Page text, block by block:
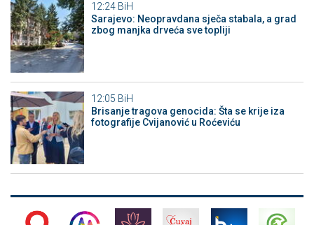
12:24 BiH
Sarajevo: Neopravdana sječa stabala, a grad
zbog manjka drveća sve topliji
12:05 BiH
Brisanje tragova genocida: Šta se krije iza
fotografije Cvijanović u Roćeviću